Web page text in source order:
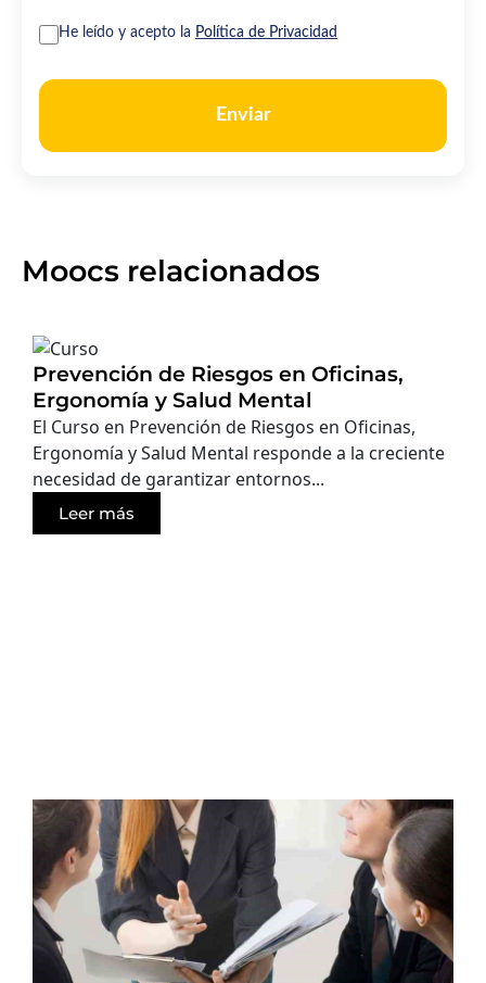
He leído y acepto la Política de Privacidad
Enviar
Moocs relacionados
Prevención de Riesgos en Oficinas,
Ergonomía y Salud Mental
El Curso en Prevención de Riesgos en Oficinas,
Ergonomía y Salud Mental responde a la creciente
necesidad de garantizar entornos...
Leer más